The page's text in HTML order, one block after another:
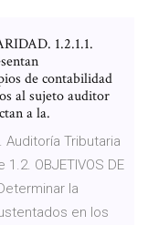
1.2.1.1.
de contabilidad
al sujeto auditor
a la.
Auditoría Tributaria
OBJETIVOS DE
la
en los